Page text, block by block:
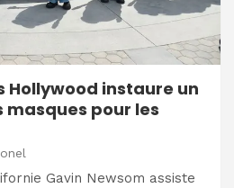
Hollywood instaure un
pour les
Gavin Newsom assiste